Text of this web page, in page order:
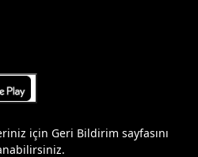
için Geri Bildirim sayfasını